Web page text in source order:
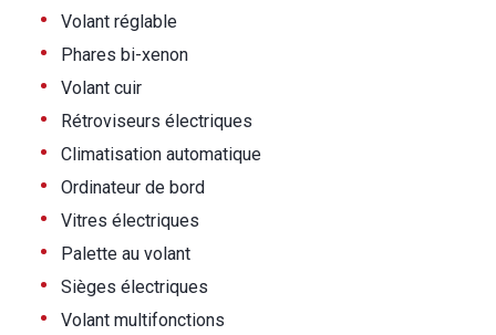
• Volant réglable
• Phares bi-xenon
• Volant cuir
• Rétroviseurs électriques
• Climatisation automatique
• Ordinateur de bord
• Vitres électriques
• Palette au volant
• Sièges électriques
• Volant multifonctions